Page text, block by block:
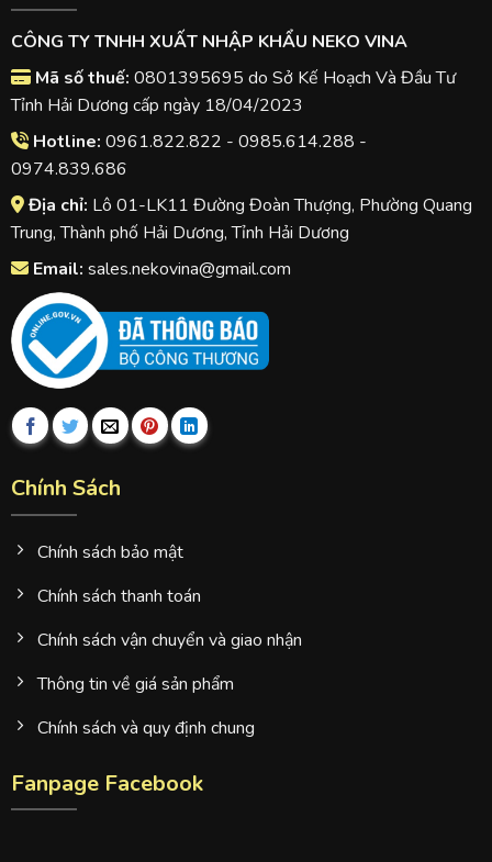
CÔNG TY TNHH XUẤT NHẬP KHẨU NEKO VINA
Mã số thuế: 0801395695 do Sở Kế Hoạch Và Đầu Tư
Tỉnh Hải Dương cấp ngày 18/04/2023
Hotline: 0961.822.822 - 0985.614.288 -
0974.839.686
Địa chỉ: Lô 01-LK11 Đường Đoàn Thượng, Phường Quang
Trung, Thành phố Hải Dương, Tỉnh Hải Dương
Email: sales.nekovina@gmail.com
Chính Sách
Chính sách bảo mật
Chính sách thanh toán
Chính sách vận chuyển và giao nhận
Thông tin về giá sản phẩm
Chính sách và quy định chung
Fanpage Facebook